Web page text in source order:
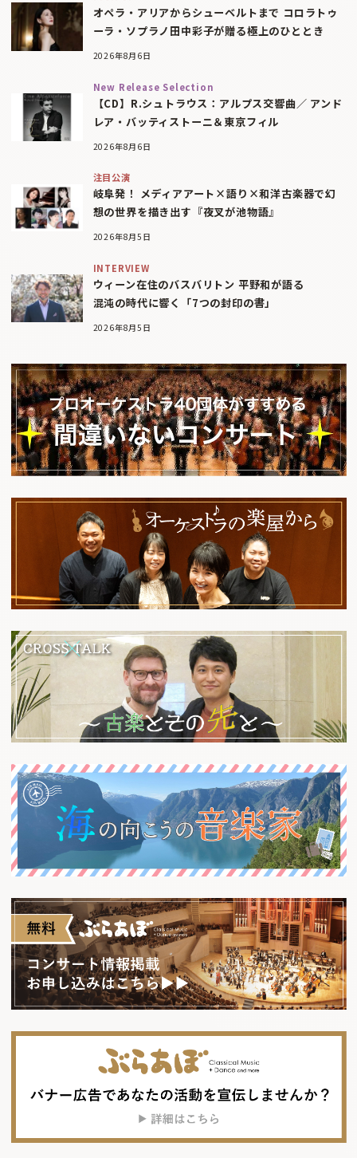
オペラ・アリアからシューベルトまで コロラトゥ
ーラ・ソプラノ田中彩子が贈る極上のひととき
2026年8月6日
New Release Selection
【CD】R.シュトラウス：アルプス交響曲／ アンド
レア・バッティストーニ＆東京フィル
2026年8月6日
注目公演
岐阜発！ メディアアート×語り×和洋古楽器で幻
想の世界を描き出す『夜叉が池物語』
2026年8月5日
INTERVIEW
ウィーン在住のバスバリトン 平野和が語る
混沌の時代に響く「7つの封印の書」
2026年8月5日